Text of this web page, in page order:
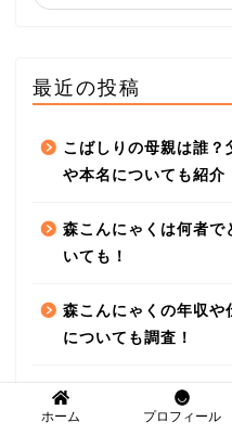
最近の投稿
こばしりの母親は誰
や本名についても紹介
森こんにゃくは何者で
いても！
森こんにゃくの年収や
についても調査！
コストコ福袋2025は
タバレや口コミ評判も
ホーム プロフィール